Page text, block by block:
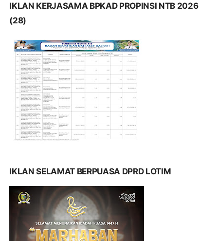
IKLAN KERJASAMA BPKAD PROPINSI NTB 2026
(28)
IKLAN SELAMAT BERPUASA DPRD LOTIM